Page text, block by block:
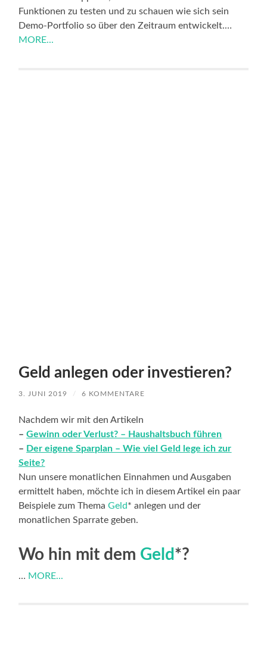
Funktionen zu testen und zu schauen wie sich sein
Demo-Portfolio so über den Zeitraum entwickelt.…
MORE...
Geld anlegen oder investieren?
3. JUNI 2019 / 6 KOMMENTARE
Nachdem wir mit den Artikeln
–Gewinn oder Verlust? – Haushaltsbuch führen
– Der eigene Sparplan – Wie viel Geld lege ich zur
Seite?
Nun unsere monatlichen Einnahmen und Ausgaben
ermittelt haben, möchte ich in diesem Artikel ein paar
Beispiele zum ThemaGeld* anlegen und der
monatlichen Sparrate geben.
Wo hin mit dem Geld *?
… MORE...